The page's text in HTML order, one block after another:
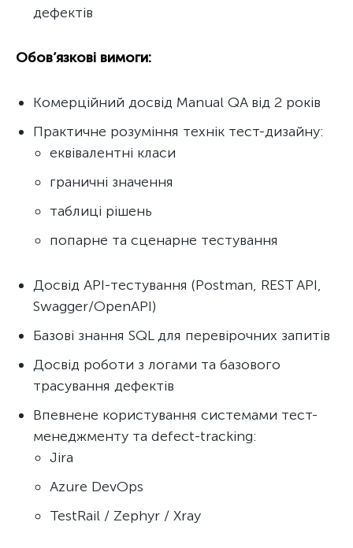
дефектів
Обов’язкові вимоги:
Комерційний досвід Manual QA від 2 років
Практичне розуміння технік тест-дизайну:
еквівалентні класи
граничні значення
таблиці рішень
попарне та сценарне тестування
Досвід API-тестування (Postman, REST API,
Swagger/OpenAPI)
Базові знання SQL для перевірочних запитів
Досвід роботи з логами та базового
трасування дефектів
Впевнене користування системами тест-
менеджменту та defect-tracking:
Jira
Azure DevOps
TestRail / Zephyr / Xray